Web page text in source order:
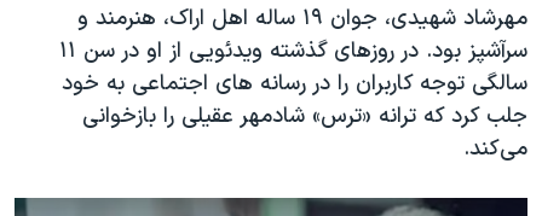
مهرشاد شهیدی، جوان ۱۹ ساله اهل اراک، هنرمند و
سرآشپز بود. در روزهای گذشته ویدئویی از او در سن ۱۱
سالگی توجه کاربران را در رسانه های اجتماعی به خود
جلب کرد که ترانه «ترس» شادمهر عقیلی را بازخوانی
می‌کند.